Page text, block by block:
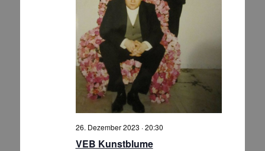
VEB Kunstblume
26. Dezember 2023 · 20:30